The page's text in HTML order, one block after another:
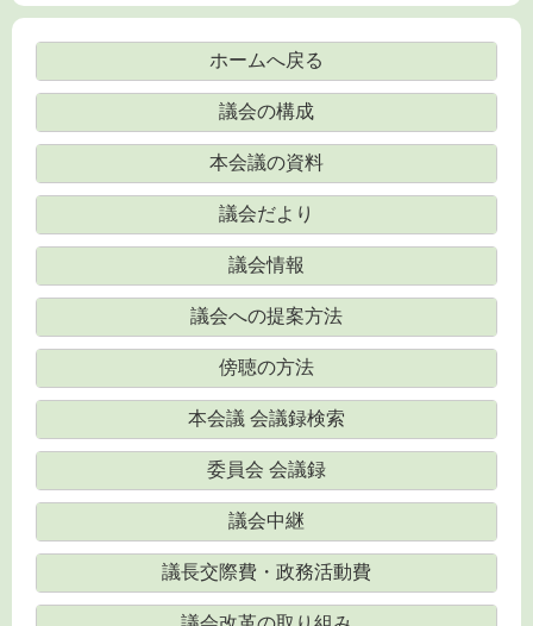
ホームへ戻る
議会の構成
本会議の資料
議会だより
議会情報
議会への提案方法
傍聴の方法
本会議 会議録検索
委員会 会議録
議会中継
議長交際費・政務活動費